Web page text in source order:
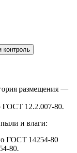
контроль
размещения —
ГОСТ 12.2.007-80.
и влаги:
ГОСТ 14254-80
80.